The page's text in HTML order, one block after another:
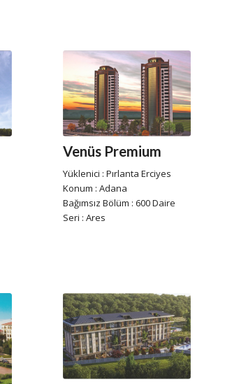
Venüs Premium
Yüklenici : Pırlanta Erciyes
Konum : Adana
Bağımsız Bölüm : 600 Daire
Seri : Ares